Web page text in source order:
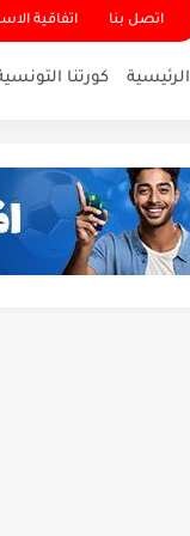
اتصل بنا اتفاقية
الرئيسية كورتنا